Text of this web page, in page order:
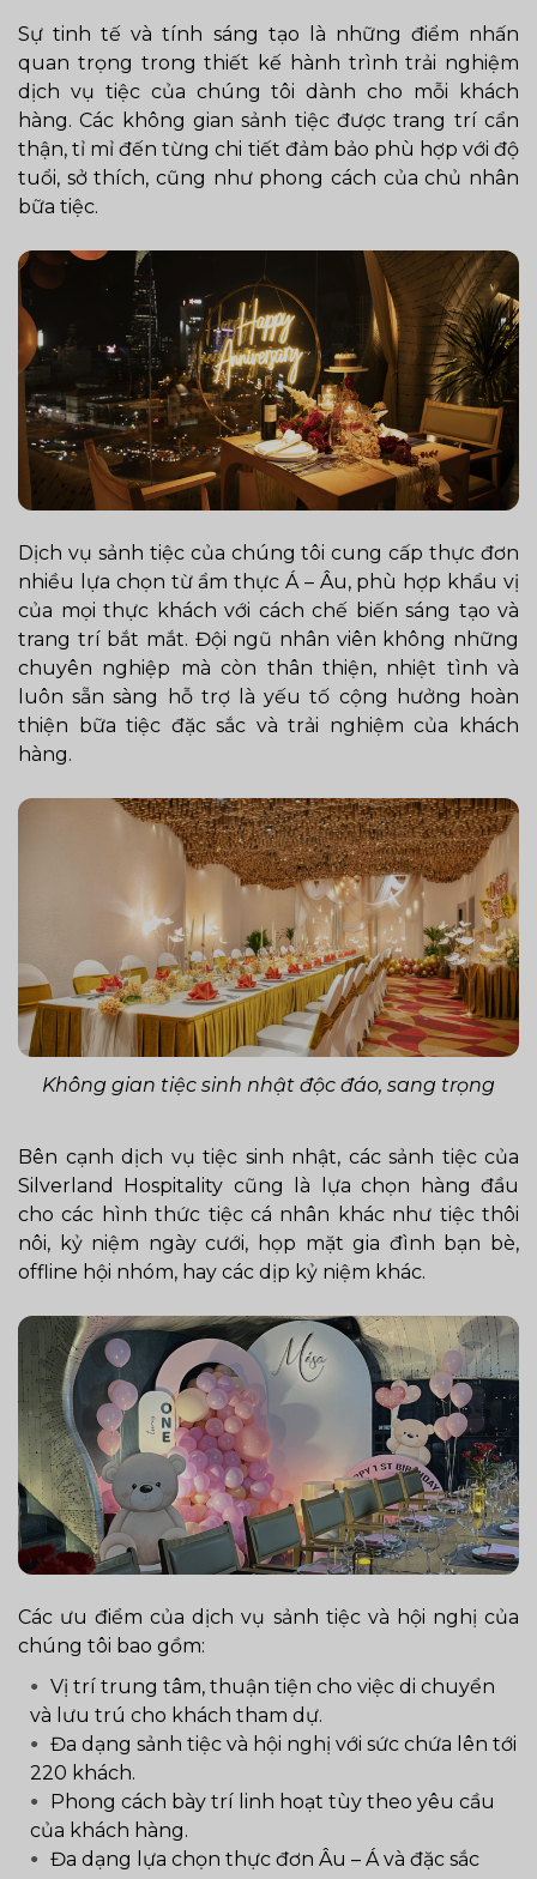
Sự tinh tế và tính sáng tạo là những điểm nhấn
quan trọng trong thiết kế hành trình trải nghiệm
dịch vụ tiệc của chúng tôi dành cho mỗi khách
hàng. Các không gian sảnh tiệc được trang trí cẩn
thận, tỉ mỉ đến từng chi tiết đảm bảo phù hợp với độ
tuổi, sở thích, cũng như phong cách của chủ nhân
bữa tiệc.
Dịch vụ sảnh tiệc của chúng tôi cung cấp thực đơn
nhiều lựa chọn từ ẩm thực Á – Âu, phù hợp khẩu vị
của mọi thực khách với cách chế biến sáng tạo và
trang trí bắt mắt. Đội ngũ nhân viên không những
chuyên nghiệp mà còn thân thiện, nhiệt tình và
luôn sẵn sàng hỗ trợ là yếu tố cộng hưởng hoàn
thiện bữa tiệc đặc sắc và trải nghiệm của khách
hàng.
Không gian tiệc sinh nhật độc đáo, sang trọng
Bên cạnh dịch vụ tiệc sinh nhật, các sảnh tiệc của
Silverland Hospitality cũng là lựa chọn hàng đầu
cho các hình thức tiệc cá nhân khác như tiệc thôi
nôi, kỷ niệm ngày cưới, họp mặt gia đình bạn bè,
offline hội nhóm, hay các dịp kỷ niệm khác.
Các ưu điểm của dịch vụ sảnh tiệc và hội nghị của
chúng tôi bao gồm:
Vị trí trung tâm, thuận tiện cho việc di chuyển
và lưu trú cho khách tham dự.
Đa dạng sảnh tiệc và hội nghị với sức chứa lên tới
220 khách.
Phong cách bày trí linh hoạt tùy theo yêu cầu
của khách hàng.
Đa dạng lựa chọn thực đơn Âu – Á và đặc sắc